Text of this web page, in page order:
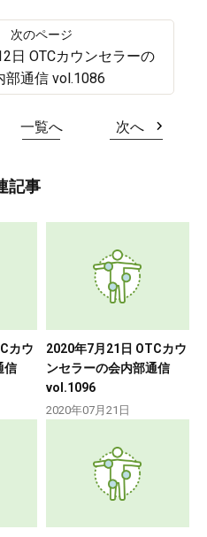
日 OTCカウンセラーの
部通信 vol.1086
一覧へ 次へ
記事
カウ
信
2020年7月21日 OTCカウ
ンセラーの会内部通信
vol.1096
2020年07月21日